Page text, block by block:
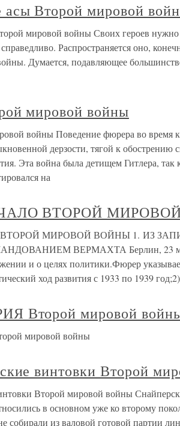
Второй мировой
мировой войны Своих героев нужно
Распространяется оно,
Думается, подавляющее
мировой войны
войны Поведение фюрера во время
дерзости, тягой к обострению
Эта война была детищем Гитлера,
на
ВТОРОЙ
МИРОВОЙ ВОЙНЫ 1. ИЗ
ВЕРМАХТА Берлин, 23 мая
и о целях политики.Фюрер
ход развития с 1933 по 1939
Второй мировой
мировой войны
винтовки Второй
Второй мировой войны
в основном уже ко второму
собирали из валовой готовой партии